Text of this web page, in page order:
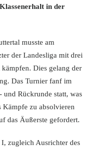
in der
musste am
der Landesliga mit drei
Dies gelang der
Das Turnier fanf im
und Rückrunde statt, was
Kämpfe zu absolvieren
das Äußerste gefordert.
zugleich Ausrichter des